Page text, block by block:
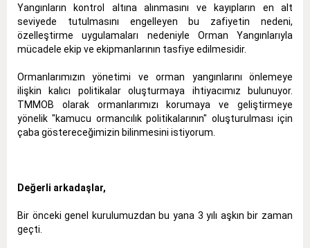
Yangınların kontrol altına alınmasını ve kayıpların en alt
seviyede tutulmasını engelleyen bu zafiyetin nedeni,
özelleştirme uygulamaları nedeniyle Orman Yangınlarıyla
mücadele ekip ve ekipmanlarının tasfiye edilmesidir.
Ormanlarımızın yönetimi ve orman yangınlarını önlemeye
ilişkin kalıcı politikalar oluşturmaya ihtiyacımız bulunuyor.
TMMOB olarak ormanlarımızı korumaya ve geliştirmeye
yönelik "kamucu ormancılık politikalarının" oluşturulması için
çaba göstereceğimizin bilinmesini istiyorum.
Değerli arkadaşlar,
Bir önceki genel kurulumuzdan bu yana 3 yılı aşkın bir zaman
geçti.